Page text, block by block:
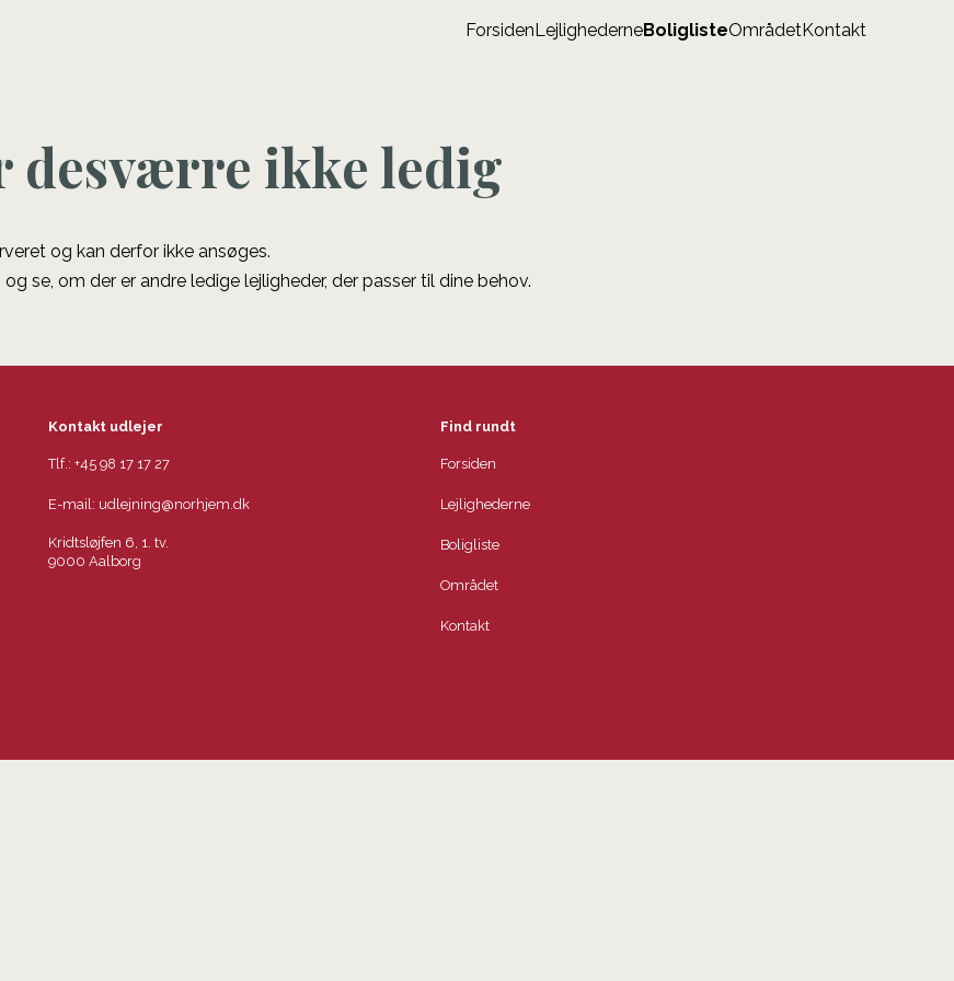
ForsidenLejlighederneBoliglisteOmrådetKontakt
desværre ikke ledig
og kan derfor ikke ansøges.
se, om der er andre ledige lejligheder, der passer til dine behov.
Kontakt udlejer
Tlf.:+45 98 17 17 27
E-mail: udlejning@norhjem.dk
Kridtsløjfen 6, 1. tv.
9000 Aalborg
Find rundt
Forsiden
Lejlighederne
Boligliste
Området
Kontakt